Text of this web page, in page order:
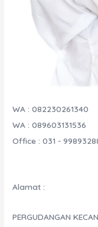
WA : 082230261340
WA : 089603131536
Office : 031 -
Alamat :
PERGUDANGAN